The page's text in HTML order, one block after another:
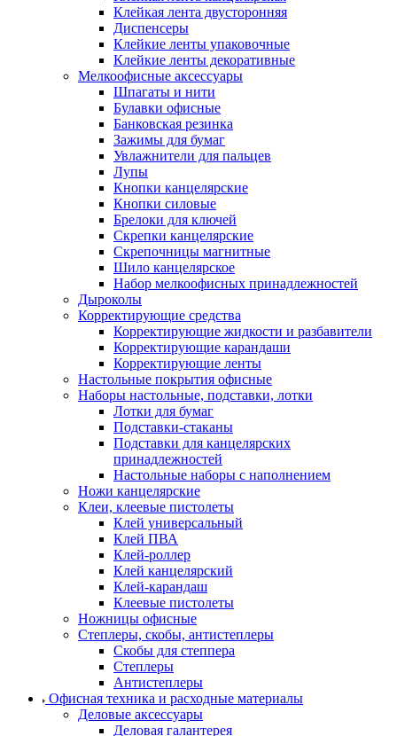
Клейкая лента двусторонняя
Диспенсеры
Клейкие ленты упаковочные
Клейкие ленты декоративные
Мелкоофисные аксессуары
Шпагаты и нити
Булавки офисные
Банковская резинка
Зажимы для бумаг
Увлажнители для пальцев
Лупы
Кнопки канцелярские
Кнопки силовые
Брелоки для ключей
Скрепки канцелярские
Скрепочницы магнитные
Шило канцелярское
Набор мелкоофисных принадлежностей
Дыроколы
Корректирующие средства
Корректирующие жидкости и разбавители
Корректирующие карандаши
Корректирующие ленты
Настольные покрытия офисные
Наборы настольные, подставки, лотки
Лотки для бумаг
Подставки-стаканы
Подставки для канцелярских
принадлежностей
Настольные наборы с наполнением
Ножи канцелярские
Клеи, клеевые пистолеты
Клей универсальный
Клей ПВА
Клей-роллер
Клей канцелярский
Клей-карандаш
Клеевые пистолеты
Ножницы офисные
Степлеры, скобы, антистеплеры
Скобы для степпера
Степлеры
Антистеплеры
Офисная техника и расходные материалы
Деловые аксессуары
Деловая галантерея